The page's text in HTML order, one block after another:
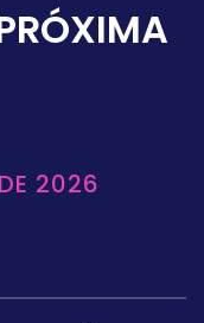
2026